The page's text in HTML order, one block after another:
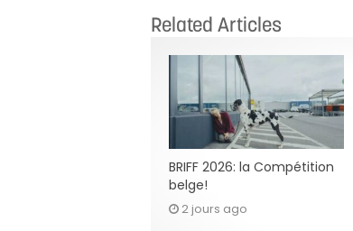
Related Articles
BRIFF 2026: la Compétition
belge!
2 jours ago